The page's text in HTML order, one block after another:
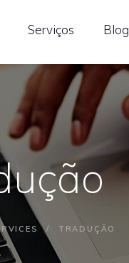
Serviços Blog
TRADUÇÃO